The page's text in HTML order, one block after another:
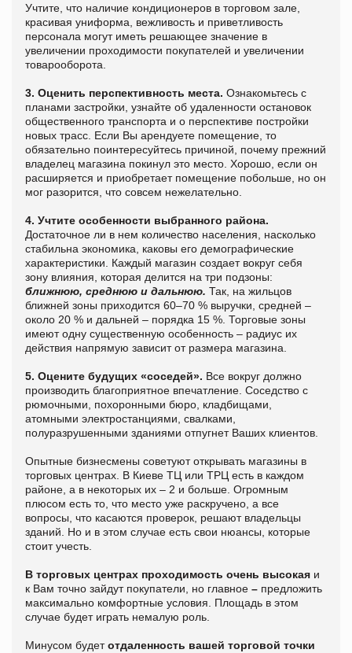
Учтите, что наличие кондиционеров в торговом зале,
красивая униформа, вежливость и приветливость
персонала могут иметь решающее значение в
увеличении проходимости покупателей и увеличении
товарооборота.
3. Оценить перспективность места. Ознакомьтесь с
планами застройки, узнайте об удаленности остановок
общественного транспорта и о перспективе постройки
новых трасс. Если Вы арендуете помещение, то
обязательно поинтересуйтесь причиной, почему прежний
владелец магазина покинул это место. Хорошо, если он
расширяется и приобретает помещение побольше, но он
мог разорится, что совсем нежелательно.
4. Учтите особенности выбранного района.
Достаточное ли в нем количество населения, насколько
стабильна экономика, каковы его демографические
характеристики. Каждый магазин создает вокруг себя
зону влияния, которая делится на три подзоны:
ближнюю, среднюю и дальнюю. Так, на жильцов
ближней зоны приходится 60–70 % выручки, средней –
около 20 % и дальней – порядка 15 %. Торговые зоны
имеют одну существенную особенность – радиус их
действия напрямую зависит от размера магазина.
5. Оцените будущих «соседей». Все вокруг должно
производить благоприятное впечатление. Соседство с
рюмочными, похоронными бюро, кладбищами,
атомными электростанциями, свалками,
полуразрушенными зданиями отпугнет Ваших клиентов.
Опытные бизнесмены советуют открывать магазины в
торговых центрах. В Киеве ТЦ или ТРЦ есть в каждом
районе, а в некоторых их – 2 и больше. Огромным
плюсом есть то, что место уже раскручено, а все
вопросы, что касаются проверок, решают владельцы
зданий. Но и в этом случае есть свои нюансы, которые
стоит учесть.
В торговых центрах проходимость очень высокая и
к Вам точно зайдут покупатели, но главное – предложить
максимально комфортные условия. Площадь в этом
случае будет играть немалую роль.
Минусом будетотдаленность вашей торговой точки